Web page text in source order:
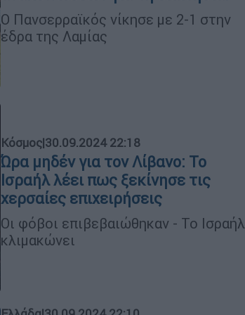
Ο Πανσερραϊκός νίκησε με 2-1 στην
έδρα της Λαμίας
Κόσμος|30.09.2024 22:18
Ώρα μηδέν για τον Λίβανο: Το
Ισραήλ λέει πως ξεκίνησε τις
χερσαίες επιχειρήσεις
Οι φόβοι επιβεβαιώθηκαν - Το Ισραήλ
κλιμακώνει